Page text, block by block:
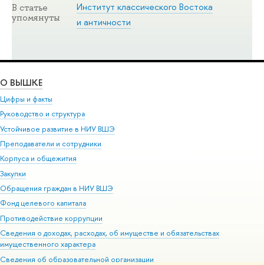
В статье
упомянуты
Институт классического Востока
и античности
О ВЫШКЕ
Цифры и факты
Руководство и структура
Устойчивое развитие в НИУ ВШЭ
Преподаватели и сотрудники
Корпуса и общежития
Закупки
Обращения граждан в НИУ ВШЭ
Фонд целевого капитала
Противодействие коррупции
Сведения о доходах, расходах, об имуществе и обязательствах
имущественного характера
Сведения об образовательной организации